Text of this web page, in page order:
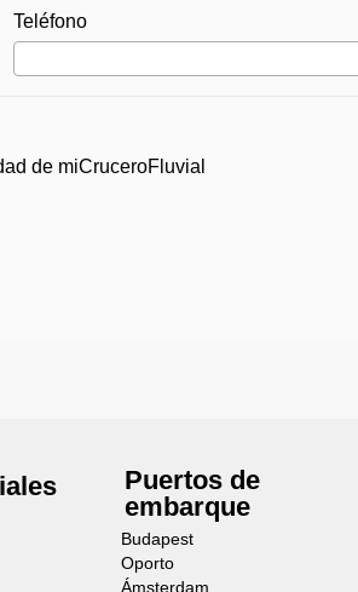
Teléfono
de miCruceroFluvial
Puertos de
embarque
Budapest
Oporto
Ámsterdam